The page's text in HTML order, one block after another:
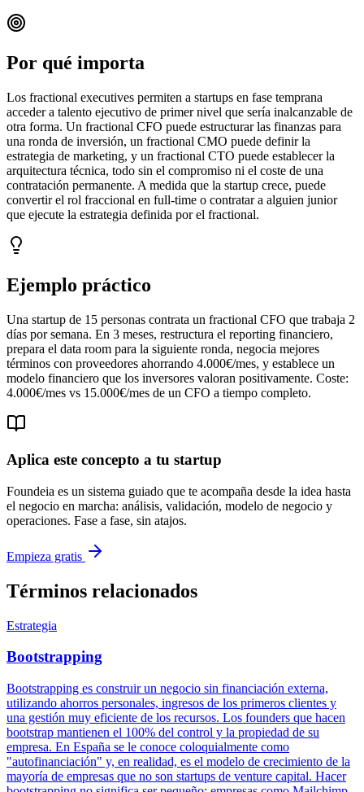
Por qué importa
Los fractional executives permiten a startups en fase temprana
acceder a talento ejecutivo de primer nivel que sería inalcanzable de
otra forma. Un fractional CFO puede estructurar las finanzas para
una ronda de inversión, un fractional CMO puede definir la
estrategia de marketing, y un fractional CTO puede establecer la
arquitectura técnica, todo sin el compromiso ni el coste de una
contratación permanente. A medida que la startup crece, puede
convertir el rol fraccional en full-time o contratar a alguien junior
que ejecute la estrategia definida por el fractional.
Ejemplo práctico
Una startup de 15 personas contrata un fractional CFO que trabaja 2
días por semana. En 3 meses, restructura el reporting financiero,
prepara el data room para la siguiente ronda, negocia mejores
términos con proveedores ahorrando 4.000€/mes, y establece un
modelo financiero que los inversores valoran positivamente. Coste:
4.000€/mes vs 15.000€/mes de un CFO a tiempo completo.
Aplica este concepto a tu startup
Foundeia es un sistema guiado que te acompaña desde la idea hasta
el negocio en marcha: análisis, validación, modelo de negocio y
operaciones. Fase a fase, sin atajos.
Empieza gratis
Términos relacionados
Estrategia
Bootstrapping
Bootstrapping es construir un negocio sin financiación externa,
utilizando ahorros personales, ingresos de los primeros clientes y
una gestión muy eficiente de los recursos. Los founders que hacen
bootstrap mantienen el 100% del control y la propiedad de su
empresa. En España se le conoce coloquialmente como
"autofinanciación" y, en realidad, es el modelo de crecimiento de la
mayoría de empresas que no son startups de venture capital. Hacer